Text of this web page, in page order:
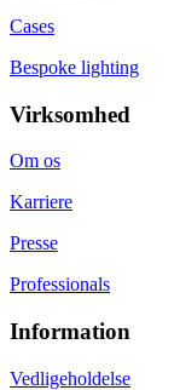
Cases
Bespoke lighting
Virksomhed
Om os
Karriere
Presse
Professionals
Information
Vedligeholdelse